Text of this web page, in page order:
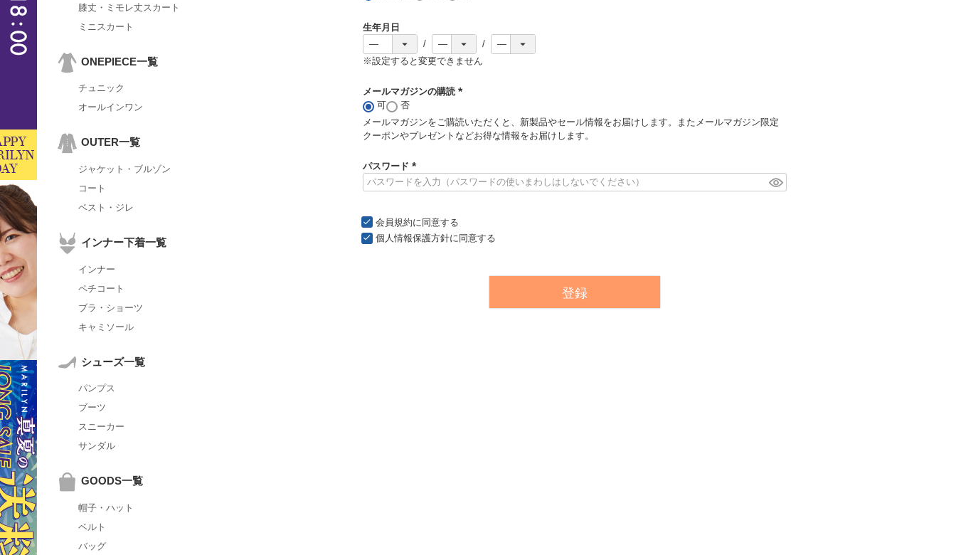
膝丈・ミモレ丈スカート
ミニスカート
ONEPIECE一覧
チュニック
オールインワン
OUTER一覧
ジャケット・ブルゾン
コート
ベスト・ジレ
インナー下着一覧
インナー
ペチコート
ブラ・ショーツ
キャミソール
シューズ一覧
パンプス
ブーツ
スニーカー
サンダル
GOODS一覧
帽子・ハット
ベルト
バッグ
生年月日
※設定すると変更できません
メールマガジンの購読
必
須
可
否
メールマガジンをご購読いただくと、新製品やセール情報をお届けします。またメールマガジン限定
クーポンやプレゼントなどお得な情報をお届けします。
パスワード
必
)
会員規約に同意する
個人情報保護方針に同意する
登録